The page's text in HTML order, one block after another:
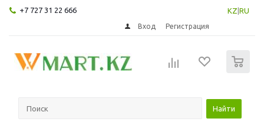
+7 727 31 22 666 KZ RU
Вход Регистрация
Найти